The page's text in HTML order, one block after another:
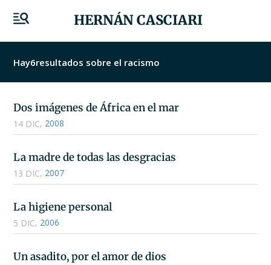
HERNÁN CASCIARI
Hay6resultados sobre el racismo
Dos imágenes de África en el mar
14 DIC, 2008
La madre de todas las desgracias
13 DIC, 2007
La higiene personal
5 DIC, 2006
Un asadito, por el amor de dios